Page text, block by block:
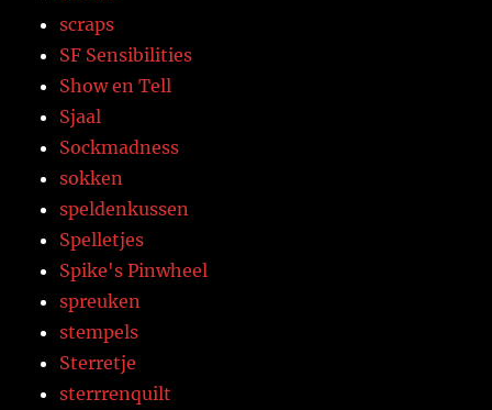
scraps
SF Sensibilities
Show en Tell
Sjaal
Sockmadness
sokken
speldenkussen
Spelletjes
Spike's Pinwheel
spreuken
stempels
Sterretje
sterrrenquilt